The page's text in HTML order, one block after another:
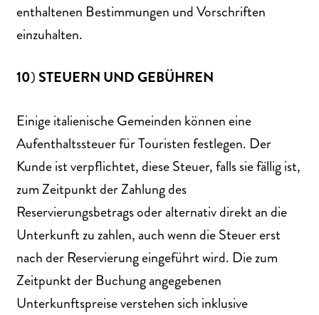
enthaltenen Bestimmungen und Vorschriften
einzuhalten.
10) STEUERN UNDGEBÜHREN
Einige italienische Gemeinden können eine
Aufenthaltssteuer für Touristen festlegen. Der
Kunde ist verpflichtet, diese Steuer, falls sie fällig ist,
zum Zeitpunkt der Zahlung des
Reservierungsbetrags oder alternativ direkt an die
Unterkunft zu zahlen, auch wenn die Steuer erst
nach der Reservierung eingeführt wird. Die zum
Zeitpunkt der Buchung angegebenen
Unterkunftspreise verstehen sich inklusive